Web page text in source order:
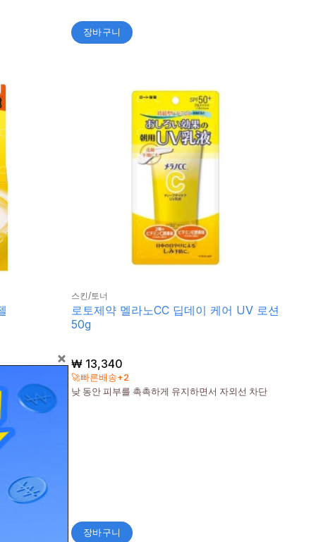
장바구니
유의 촉촉
스킨/토너
로토제약 멜라노CC 딥데이 케어 UV 로션
50g
₩ 13,340
🚀빠른배송+2
낮 동안 피부를 촉촉하게 유지하면서 자외선 차단
장바구니